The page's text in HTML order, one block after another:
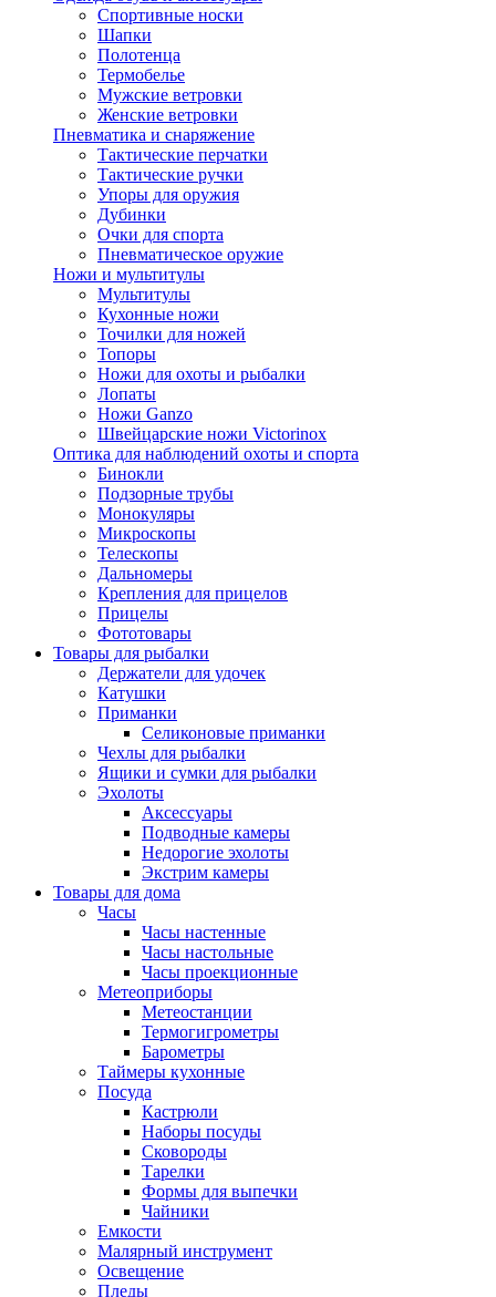
Спортивные носки
Шапки
Полотенца
Термобелье
Мужские ветровки
Женские ветровки
Пневматика и снаряжение
Тактические перчатки
Тактические ручки
Упоры для оружия
Дубинки
Очки для спорта
Пневматическое оружие
Ножи и мультитулы
Мультитулы
Кухонные ножи
Точилки для ножей
Топоры
Ножи для охоты и рыбалки
Лопаты
Ножи Ganzo
Швейцарские ножи Victorinox
Оптика для наблюдений охоты и спорта
Бинокли
Подзорные трубы
Монокуляры
Микроскопы
Телескопы
Дальномеры
Крепления для прицелов
Прицелы
Фототовары
Товары для рыбалки
Держатели для удочек
Катушки
Приманки
Селиконовые приманки
Чехлы для рыбалки
Ящики и сумки для рыбалки
Эхолоты
Аксессуары
Подводные камеры
Недорогие эхолоты
Экстрим камеры
Товары для дома
Часы
Часы настенные
Часы настольные
Часы проекционные
Метеоприборы
Метеостанции
Термогигрометры
Барометры
Таймеры кухонные
Посуда
Кастрюли
Наборы посуды
Сковороды
Тарелки
Формы для выпечки
Чайники
Емкости
Малярный инструмент
Освещение
Пледы